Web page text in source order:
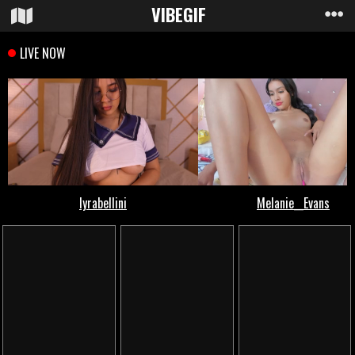
VIBEGIF